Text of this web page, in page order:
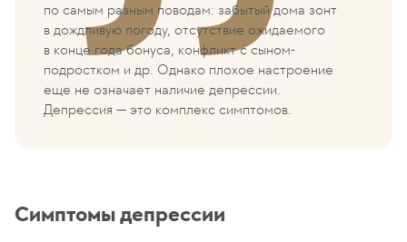
по самым разным поводам: забытый дома зонт
в дождливую погоду, отсутствие ожидаемого
в конце года бонуса, конфликт с сыном-
подростком и др. Однако плохое настроение
еще не означает наличие депрессии.
Депрессия — это комплекс симптомов.
Симптомы депрессии